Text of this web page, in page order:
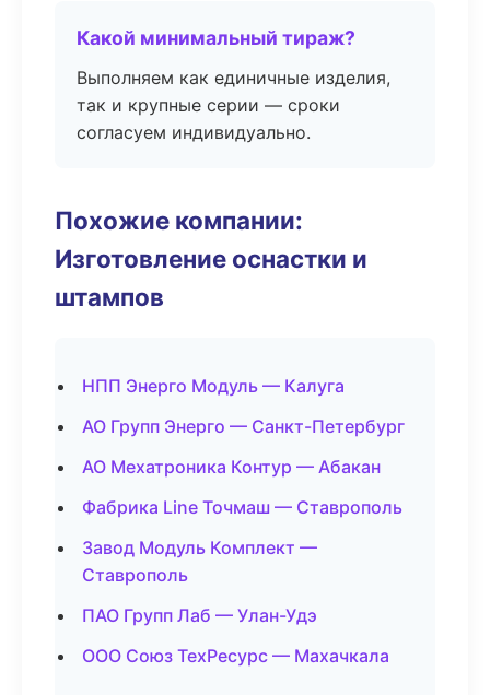
Какой минимальный тираж?
Выполняем как единичные изделия,
так и крупные серии — сроки
согласуем индивидуально.
Похожие компании:
Изготовление оснастки и
штампов
НПП Энерго Модуль — Калуга
АО Групп Энерго — Санкт-Петербург
АО Мехатроника Контур — Абакан
Фабрика Line Точмаш — Ставрополь
Завод Модуль Комплект —
Ставрополь
ПАО Групп Лаб — Улан-Удэ
ООО Союз ТехРесурс — Махачкала